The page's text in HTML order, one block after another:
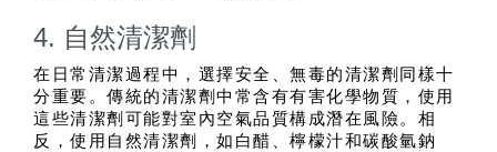
4. 自然清潔劑
在日常清潔過程中，選擇安全、無毒的清潔劑同樣十
分重要。傳統的清潔劑中常含有有害化學物質，使用
這些清潔劑可能對室內空氣品質構成潛在風險。相
反，使用自然清潔劑，如白醋、檸檬汁和碳酸氫鈉